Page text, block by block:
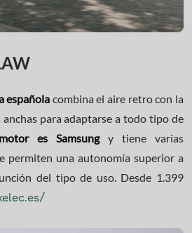
española combina el aire retro con la
para adaptarse a todo tipo de
motor es Samsungy tiene varias
permiten una autonomía superior a
del tipo de uso. Desde 1.399